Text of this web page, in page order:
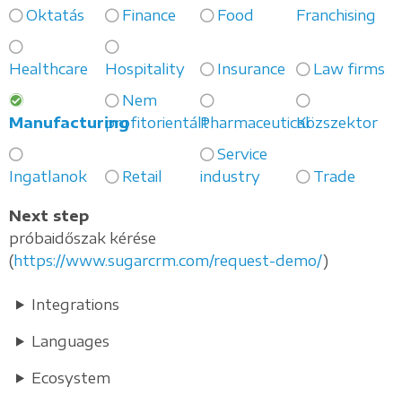
Oktatás Finance Food Franchising
Healthcare Hospitality Insurance Law firms
Manufacturing
Nem
profitorientáltPharmaceuticalKözszektor
Ingatlanok Retail
Service
industry
Trade
Next step
próbaidőszak kérése
(https://www.sugarcrm.com/request-demo/)
Integrations
Languages
Ecosystem